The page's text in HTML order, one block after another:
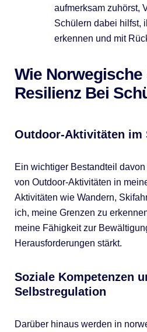
aufmerksam zuhörst,
Schülern dabei hilfst,
erkennen und mit
Wie Norwegische
Resilienz Bei
Outdoor-Aktivitäten im
Ein wichtiger Bestandteil
von Outdoor-Aktivitäten in
Aktivitäten wie Wandern,
ich, meine Grenzen zu
meine Fähigkeit zur
Herausforderungen stärkt.
Soziale Kompetenzen
Selbstregulation
Darüber hinaus werden in